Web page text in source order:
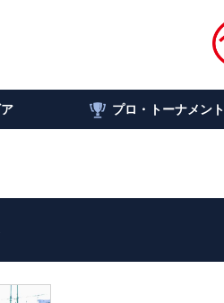
プロ・トーナメント